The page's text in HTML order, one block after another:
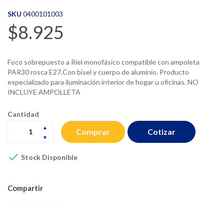
SKU 0400101003
$8.925
Foco sobrepuesto a Riel monofásico compatible con ampoleta
PAR30 rosca E27.Con bisel y cuerpo de aluminio. Producto
especializado para iluminación interior de hogar u oficinas. NO
INCLUYE AMPOLLETA
Cantidad
Comprar
 Stock Disponible
Cotizar
Compartir